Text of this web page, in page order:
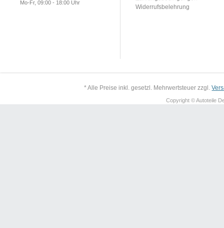
Mo-Fr, 09:00 - 18:00 Uhr
Widerrufsbelehrung
* Alle Preise inkl. gesetzl. Mehrwertsteuer zzgl.
Copyright © Autoteile